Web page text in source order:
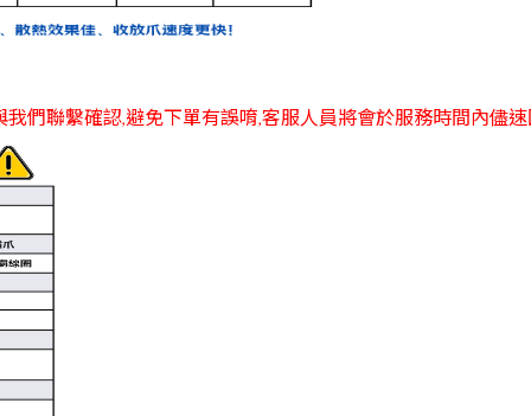
們聯繫確認,避免下單有誤唷,客服人員將會於服務時間內儘